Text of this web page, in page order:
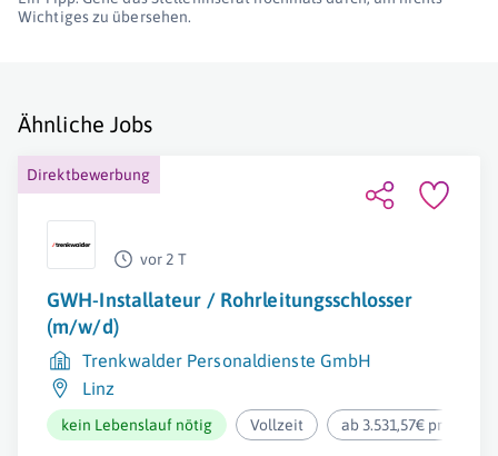
Wichtiges zu übersehen.
Ähnliche Jobs
Direktbewerbung
vor 2 T
GWH-Installateur / Rohrleitungsschlosser
(m/w/d)
Trenkwalder Personaldienste GmbH
Linz
kein Lebenslauf nötig Vollzeit ab 3.531,57€ pro